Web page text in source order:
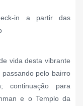
in a partir das
vida desta vibrante
pelo bairro
continuação para
e o Templo da